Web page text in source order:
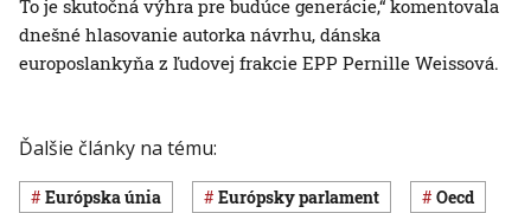
To je skutočná výhra pre budúce generácie,“ komentovala
dnešné hlasovanie autorka návrhu, dánska
europoslankyňa z ľudovej frakcie EPP Pernille Weissová.
Ďalšie články na tému:
Európska únia Európsky parlament oecd